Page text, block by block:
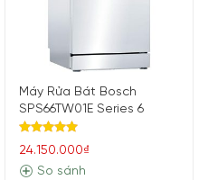
Máy Rửa Bát Bosch
SPS66TW01E Series 6
Được xếp
hạng5.00
5 sao
24.150.000₫
So sánh